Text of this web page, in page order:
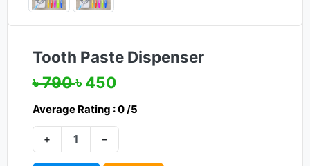
Tooth Paste Dispenser
৳ 790৳ 450
Average Rating : 0 /5
+ −